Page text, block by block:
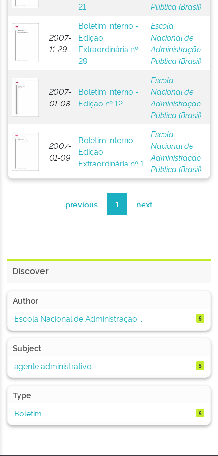
21
Pública (Brasil)
2007-
11-29
Boletim Interno -
Edição
Extraordinária nº
29
Escola
Nacional de
Administração
Pública (Brasil)
2007-
01-08
Boletim Interno -
Edição nº 12
Escola
Nacional de
Administração
Pública (Brasil)
2007-
01-09
Boletim Interno -
Edição
Extraordinária nº 1
Escola
Nacional de
Administração
Pública (Brasil)
previous 1 next
Discover
Author
Escola Nacional de Administração ...
5
Subject
agente administrativo
5
Type
Boletim
5